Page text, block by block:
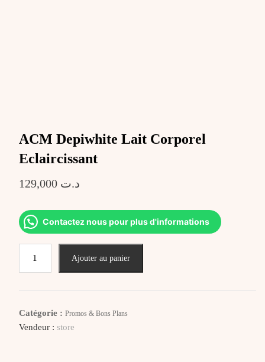
ACM Depiwhite Lait Corporel
Eclaircissant
د.ت 129,000
Contactez nous pour plus d'informations
Ajouter au panier
Catégorie : Promos & Bons Plans
Vendeur : store